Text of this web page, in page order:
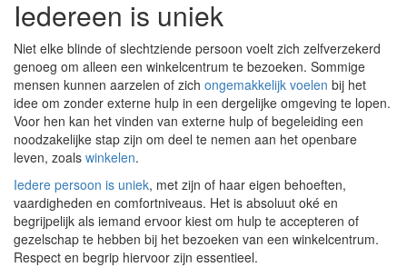
Iedereen is uniek
Niet elke blinde of slechtziende persoon voelt zich zelfverzekerd
genoeg om alleen een winkelcentrum te bezoeken. Sommige
mensen kunnen aarzelen of zich ongemakkelijk voelen bij het
idee om zonder externe hulp in een dergelijke omgeving te lopen.
Voor hen kan het vinden van externe hulp of begeleiding een
noodzakelijke stap zijn om deel te nemen aan het openbare
leven, zoals winkelen.
Iedere persoon is uniek, met zijn of haar eigen behoeften,
vaardigheden en comfortniveaus. Het is absoluut oké en
begrijpelijk als iemand ervoor kiest om hulp te accepteren of
gezelschap te hebben bij het bezoeken van een winkelcentrum.
Respect en begrip hiervoor zijn essentieel.